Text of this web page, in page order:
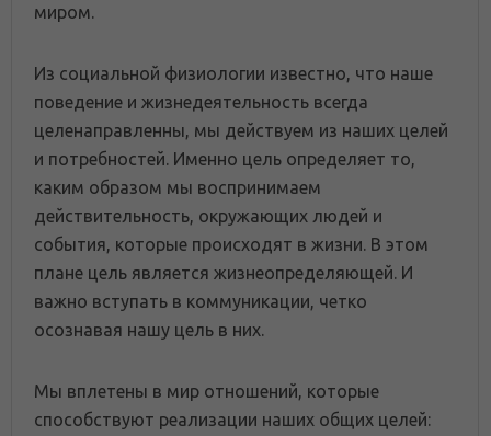
миром.
Из социальной физиологии известно, что наше
поведение и жизнедеятельность всегда
целенаправленны, мы действуем из наших целей
и потребностей. Именно цель определяет то,
каким образом мы воспринимаем
действительность, окружающих людей и
события, которые происходят в жизни. В этом
плане цель является жизнеопределяющей. И
важно вступать в коммуникации, четко
осознавая нашу цель в них.
Мы вплетены в мир отношений, которые
способствуют реализации наших общих целей: